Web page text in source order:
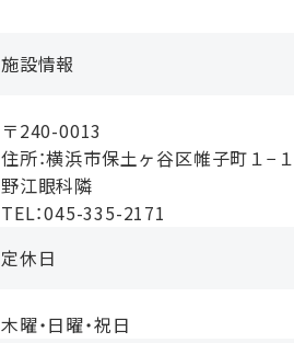
施設情報
〒240-0013
住所：横浜市保土ヶ谷区帷子町
野江眼科隣
TEL：045-335-2171
定休日
木曜・日曜・祝日